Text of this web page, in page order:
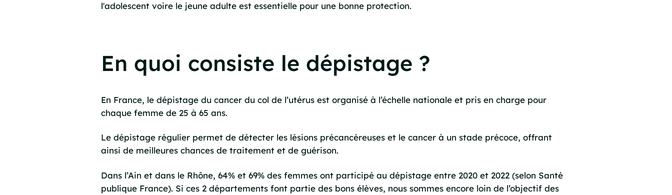
l'adolescent voire le jeune adulte est essentielle pour une bonne protection.
En quoi consiste le dépistage ?
En France, le dépistage du cancer du col de l’utérus est organisé à l’échelle nationale et pris en charge pour
chaque femme de 25 à 65 ans.
Le dépistage régulier permet de détecter les lésions précancéreuses et le cancer à un stade précoce, offrant
ainsi de meilleures chances de traitement et de guérison.
Dans l’Ain et dans le Rhône, 64% et 69% des femmes ont participé au dépistage entre 2020 et 2022 (selon Santé
publique France). Si ces 2 départements font partie des bons élèves, nous sommes encore loin de l’objectif des